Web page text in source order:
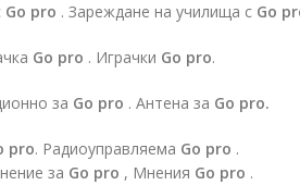
Go pro . Зареждане на училища с Go
Go pro . Играчки Go pro.
за Go pro . Антена за Go pro.
pro. Радиоуправляема Go pro .
за Go pro , Мнения Go pro .